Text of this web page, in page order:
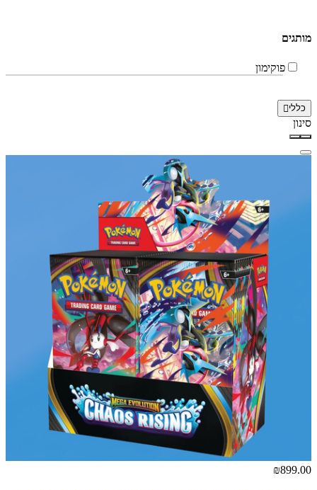
מותגים
פוקימון
כללי
סינון
₪899.00